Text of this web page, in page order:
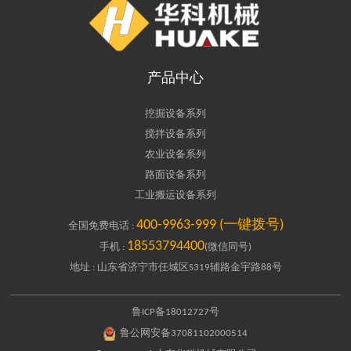
产品中心
挖掘设备系列
搅拌设备系列
农业设备系列
路面设备系列
工业搬运设备系列
全国免费电话 : 400-9963-999 (一键拨号)
手机 : 18553794400(微信同号)
地址 : 山东省济宁市任城区S319辅路金宇路88号
鲁ICP备18012727号
鲁公网安备37081102000514